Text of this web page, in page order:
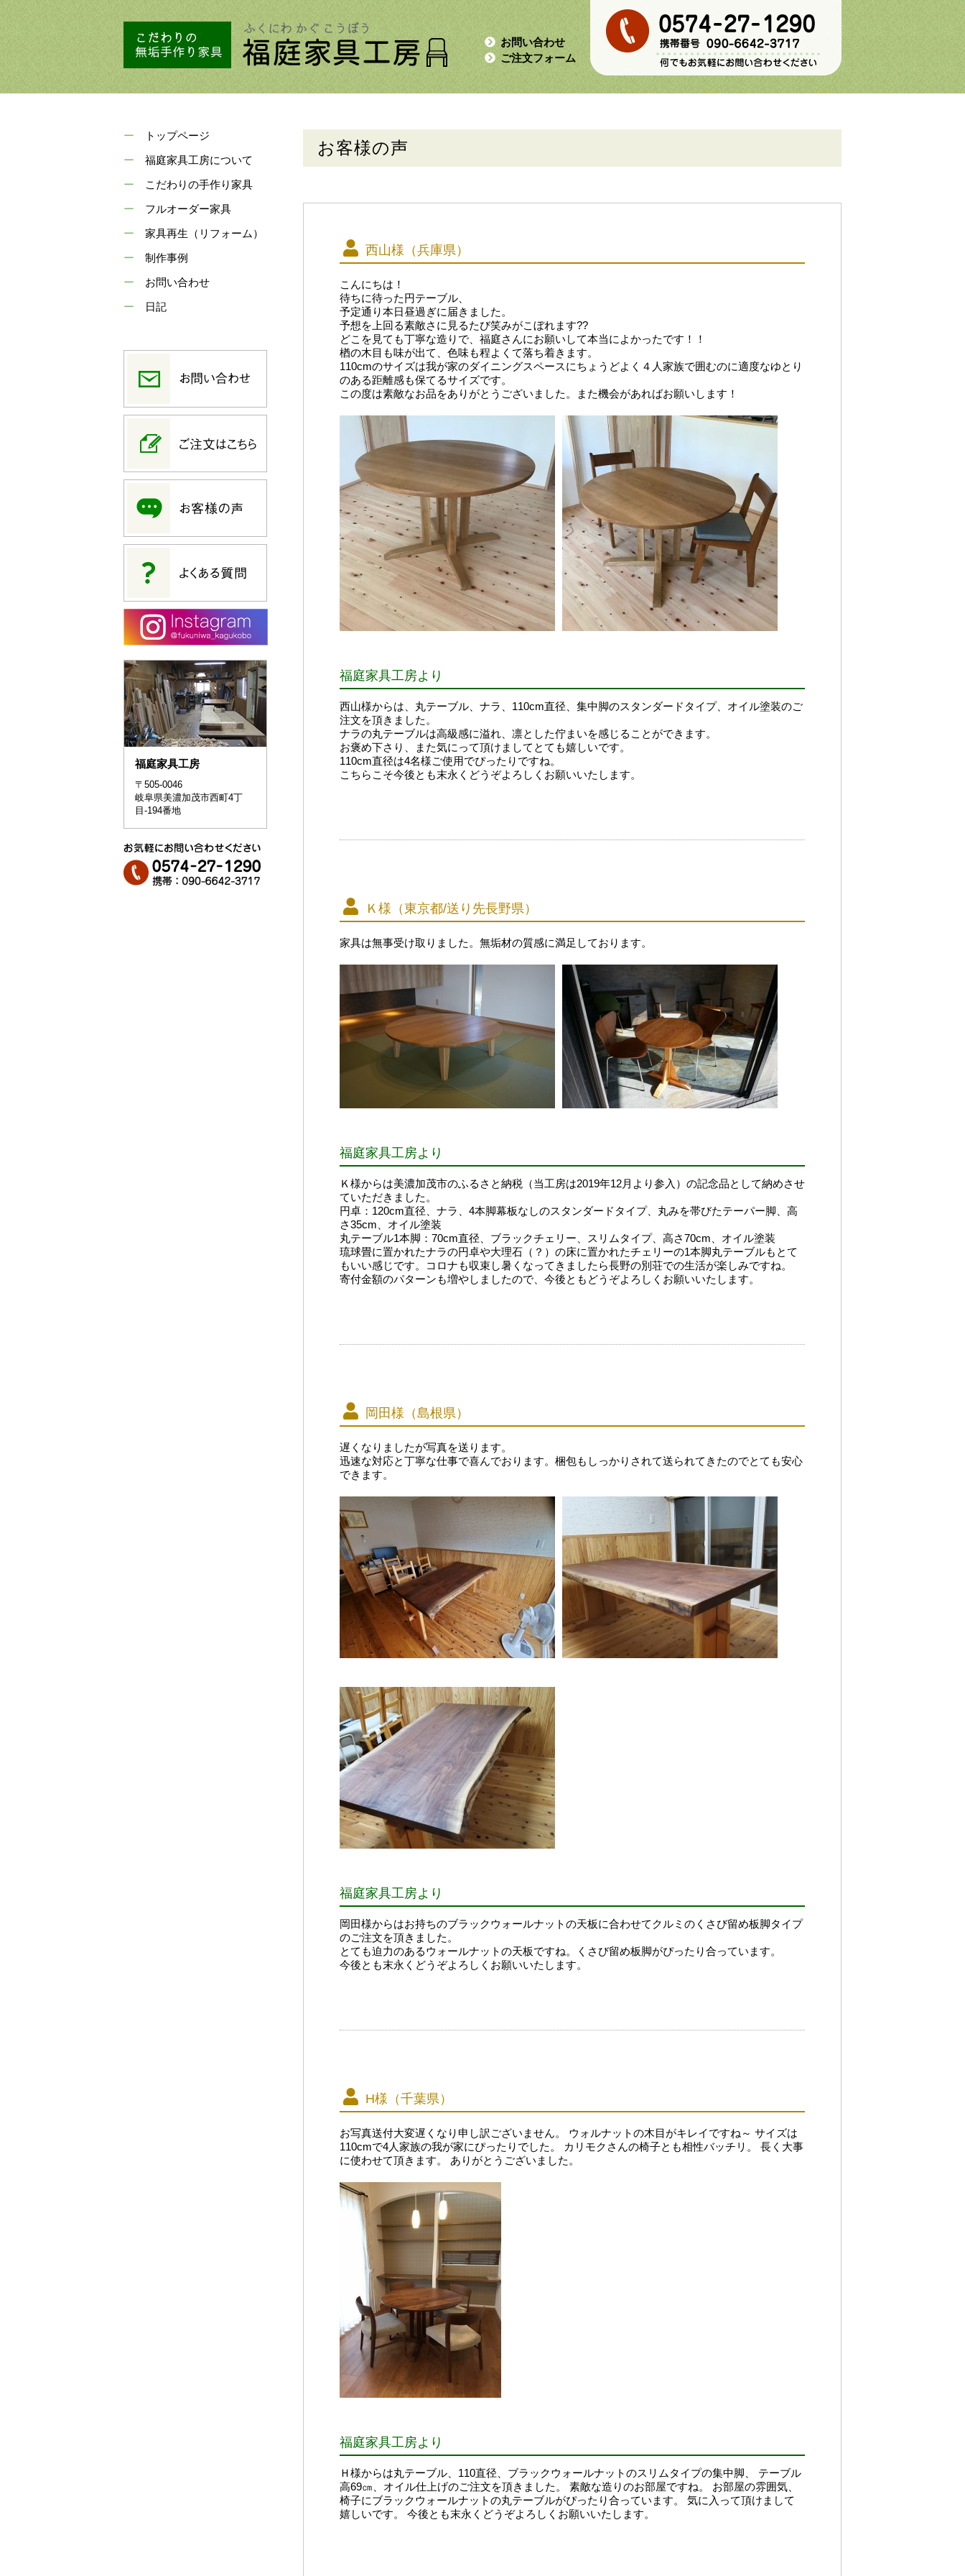
お問い合わせ
ご注文フォーム
トップページ
福庭家具工房について
こだわりの手作り家具
フルオーダー家具
家具再生（リフォーム）
制作事例
お問い合わせ
日記
福庭家具工房
〒505-0046
岐阜県美濃加茂市西町4丁
目-194番地
お客様の声
西山様（兵庫県）
こんにちは！
待ちに待った円テーブル、
予定通り本日昼過ぎに届きました。
予想を上回る素敵さに見るたび笑みがこぼれます??
どこを見ても丁寧な造りで、福庭さんにお願いして本当によかったです！！
楢の木目も味が出て、色味も程よくて落ち着きます。
110cmのサイズは我が家のダイニングスペースにちょうどよく４人家族で囲むのに適度なゆとり
のある距離感も保てるサイズです。
この度は素敵なお品をありがとうございました。また機会があればお願いします！
福庭家具工房より
西山様からは、丸テーブル、ナラ、110cm直径、集中脚のスタンダードタイプ、オイル塗装のご
注文を頂きました。
ナラの丸テーブルは高級感に溢れ、凛とした佇まいを感じることができます。
お褒め下さり、また気にって頂けましてとても嬉しいです。
110cm直径は4名様ご使用でぴったりですね。
こちらこそ今後とも末永くどうぞよろしくお願いいたします。
Ｋ様（東京都/送り先長野県）
家具は無事受け取りました。無垢材の質感に満足しております。
福庭家具工房より
Ｋ様からは美濃加茂市のふるさと納税（当工房は2019年12月より参入）の記念品として納めさせ
ていただきました。
円卓：120cm直径、ナラ、4本脚幕板なしのスタンダードタイプ、丸みを帯びたテーパー脚、高
さ35cm、オイル塗装
丸テーブル1本脚：70cm直径、ブラックチェリー、スリムタイプ、高さ70cm、オイル塗装
琉球畳に置かれたナラの円卓や大理石（？）の床に置かれたチェリーの1本脚丸テーブルもとて
もいい感じです。コロナも収束し暑くなってきましたら長野の別荘での生活が楽しみですね。
寄付金額のパターンも増やしましたので、今後ともどうぞよろしくお願いいたします。
岡田様（島根県）
遅くなりましたが写真を送ります。
迅速な対応と丁寧な仕事で喜んでおります。梱包もしっかりされて送られてきたのでとても安心
できます。
福庭家具工房より
岡田様からはお持ちのブラックウォールナットの天板に合わせてクルミのくさび留め板脚タイプ
のご注文を頂きました。
とても迫力のあるウォールナットの天板ですね。くさび留め板脚がぴったり合っています。
今後とも末永くどうぞよろしくお願いいたします。
H様（千葉県）
お写真送付大変遅くなり申し訳ございません。 ウォルナットの木目がキレイですね～ サイズは
110cmで4人家族の我が家にぴったりでした。 カリモクさんの椅子とも相性バッチリ。 長く大事
に使わせて頂きます。 ありがとうございました。
福庭家具工房より
Ｈ様からは丸テーブル、110直径、ブラックウォールナットのスリムタイプの集中脚、 テーブル
高69㎝、オイル仕上げのご注文を頂きました。 素敵な造りのお部屋ですね。 お部屋の雰囲気、
椅子にブラックウォールナットの丸テーブルがぴったり合っています。 気に入って頂けまして
嬉しいです。 今後とも末永くどうぞよろしくお願いいたします。